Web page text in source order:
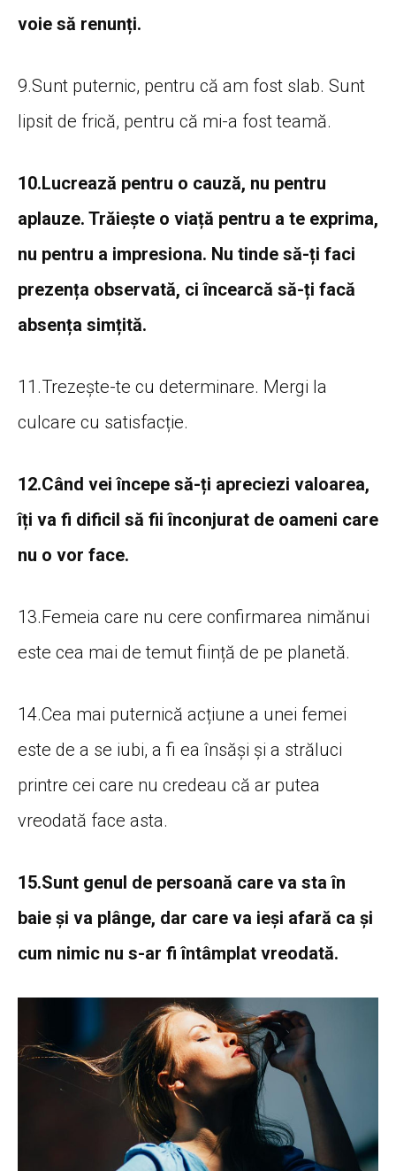
voie să renunți.
9.Sunt puternic, pentru că am fost slab. Sunt
lipsit de frică, pentru că mi-a fost teamă.
10.Lucrează pentru o cauză, nu pentru
aplauze. Trăiește o viață pentru a te exprima,
nu pentru a impresiona. Nu tinde să-ți faci
prezența observată, ci încearcă să-ți facă
absența simțită.
11.Trezește-te cu determinare. Mergi la
culcare cu satisfacție.
12.Când vei începe să-ți apreciezi valoarea,
îți va fi dificil să fii înconjurat de oameni care
nu o vor face.
13.Femeia care nu cere confirmarea nimănui
este cea mai de temut ființă de pe planetă.
14.Cea mai puternică acțiune a unei femei
este de a se iubi, a fi ea însăși și a străluci
printre cei care nu credeau că ar putea
vreodată face asta.
15.Sunt genul de persoană care va sta în
baie și va plânge, dar care va ieși afară ca și
cum nimic nu s-ar fi întâmplat vreodată.